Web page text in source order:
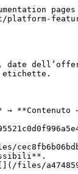
date
etichette.
→ **Contenuto